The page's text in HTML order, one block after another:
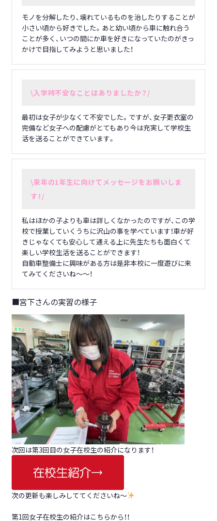
モノを分解したり、壊れているものを治したりすることが
小さい頃から好きでした。あと幼い頃から車に触れ合う
ことが多く、いつの間にか車を好きになっていたのがきっ
かけで目指してみようと思いました！
\入学時不安なことはありましたか？/
最初は女子が少なくて不安でした。ですが、女子更衣室の
完備など女子への配慮がとてもあり今は充実して学校生
活を送ることができています。
\来年の1年生に向けてメッセージをお願いしま
す！/
私はほかの子よりも車は詳しくなかったのですが、この学
校で授業していくうちに沢山の事を学べています！車が好
きじゃなくても安心して通える上に先生たちも面白くて
楽しい学校生活を送ることができます！
自動車整備士に興味がある方は是非本校に一度遊びに来
てみてくださいね～～！
宮下さんの実習の様子
次回は第3回目の女子在校生の紹介になります！
次の更新も楽しみしててくださいね～
第1回女子在校生の紹介はこちらから！！